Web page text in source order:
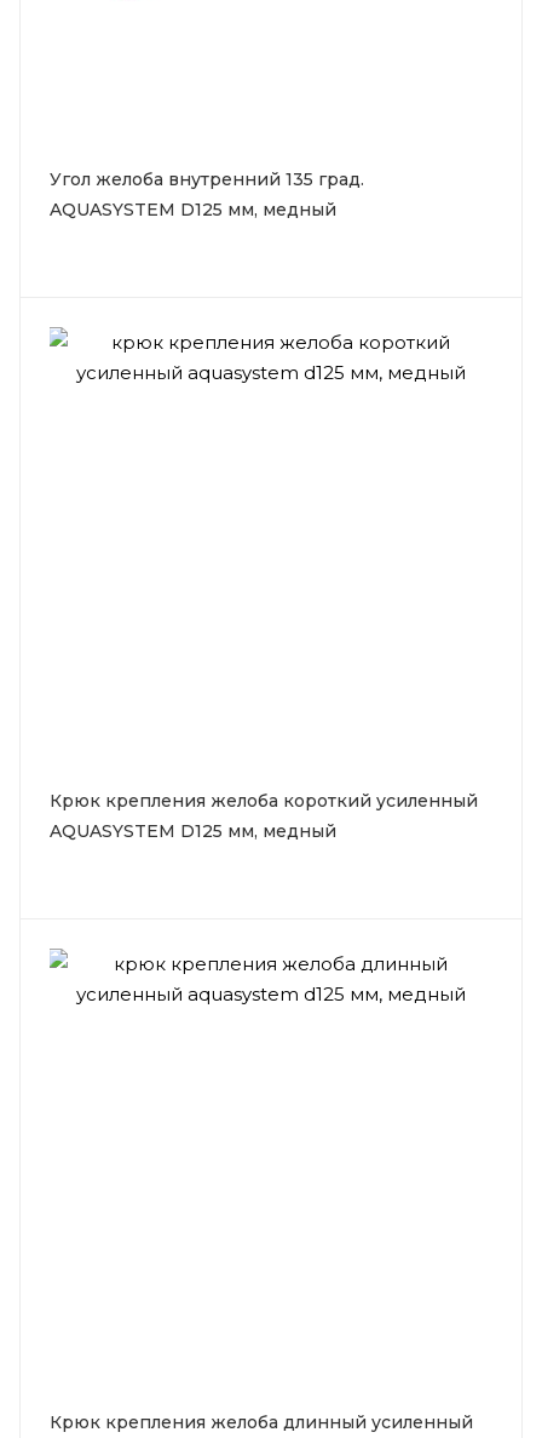
Угол желоба внутренний 135 град.
AQUASYSTEM D125 мм, медный
Крюк крепления желоба короткий усиленный
AQUASYSTEM D125 мм, медный
Крюк крепления желоба длинный усиленный